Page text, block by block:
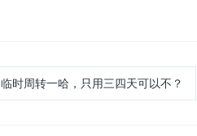
临时周转一哈，只用三四天可以不？